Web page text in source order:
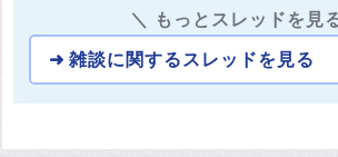
＼ もっとスレッドを見
雑談に関するスレッドを見る